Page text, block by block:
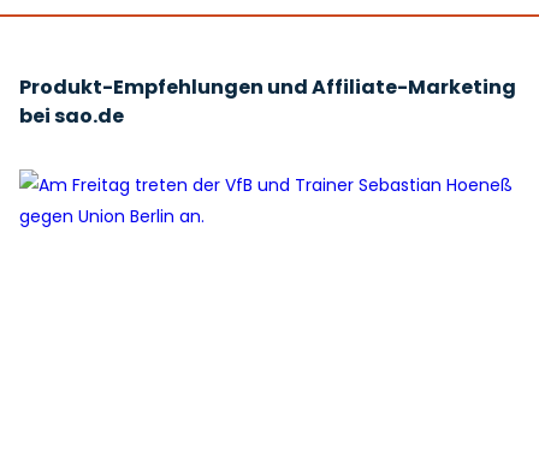
Produkt-Empfehlungen und Affiliate-Marketing
bei sao.de